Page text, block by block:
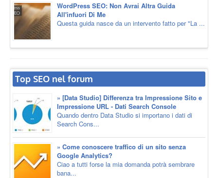
WordPress SEO: Non Avrai Altra Guida
All'infuori Di Me
Questa guida nasce da un intervento fatto per "La ...
Top SEO nel forum
» [Data Studio] Differenza tra Impressione Sito e
Impressione URL - Dati Search Console
Quando dentro Data Studio si importano i dati di
Search Cons...
» Come conoscere traffico di un sito senza
Google Analytics?
Ciao a tutti forse la mia domanda potrà sembrare
bana...